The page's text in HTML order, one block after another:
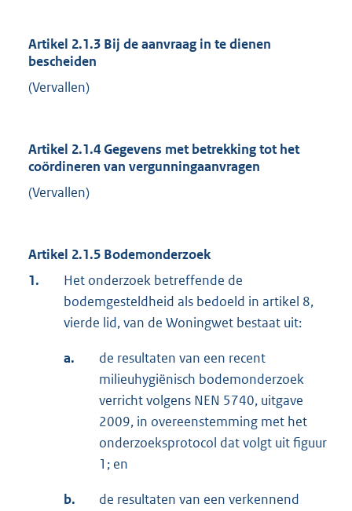
Artikel 2.1.3 Bij de aanvraag in te dienen
bescheiden
(Vervallen)
Artikel 2.1.4 Gegevens met betrekking tot het
coördineren van vergunningaanvragen
(Vervallen)
Artikel 2.1.5 Bodemonderzoek
1.
Het onderzoek betreffende de
bodemgesteldheid als bedoeld in artikel 8,
vierde lid, van de Woningwet bestaat uit:
a.
de resultaten van een recent
milieuhygiënisch bodemonderzoek
verricht volgens NEN 5740, uitgave
2009, in overeenstemming met het
onderzoeksprotocol dat volgt uit figuur
1; en
b.
de resultaten van een verkennend